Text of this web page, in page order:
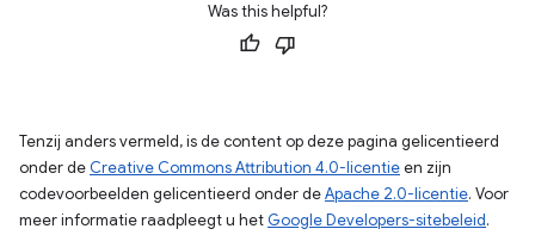
Was this helpful?
Tenzij anders vermeld, is de content op deze pagina gelicentieerd
onder de Creative Commons Attribution 4.0-licentieen zijn
codevoorbeelden gelicentieerd onder deApache 2.0-licentie. Voor
meer informatie raadpleegt u het Google Developers-sitebeleid.